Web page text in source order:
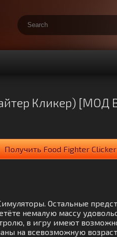
Кликер) [МОД
Получить Food Fighter
Остальные
немалую массу
в игру имеют
на всевозможную